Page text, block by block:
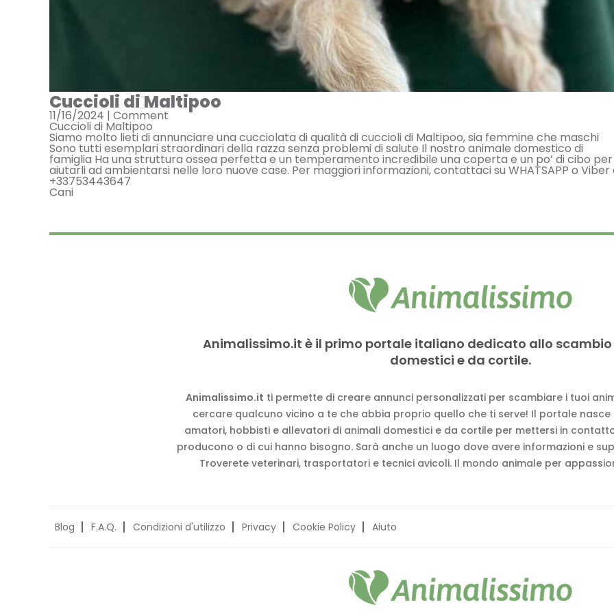
Cuccioli di Maltipoo
11/16/2024 | Comment
Cuccioli di Maltipoo
Siamo molto lieti di annunciare una cucciolata di qualità di cuccioli di Maltipoo, sia femmine che maschi
Sono tutti esemplari straordinari della razza senza problemi di salute Il nostro animale domestico di
famiglia Ha una struttura ossea perfetta e un temperamento incredibile una coperta e un po’ di cibo per
aiutarli ad ambientarsi nelle loro nuove case. Per maggiori informazioni, contattaci su WHATSAPP o Viber
+33753443647
Cani
Animalissimo.it è il primo portale italiano dedicato allo
domestici e da cortile.
Animalissimo.it ti permette di creare annunci personalizzati per scambiare i tuoi
cercare qualcuno vicino a te che abbia proprio quello che ti serve! Il portale
amatori, hobbisti e allevatori di animali domestici e da cortile per mettersi in
producono o di cui hanno bisogno. Sarà anche un luogo dove avere informazioni e
Troverete veterinari, trasportatori e tecnici avicoli. Il mondo animale per
Blog F.A.Q. Condizioni d'utilizzo Privacy Cookie Policy Aiuto